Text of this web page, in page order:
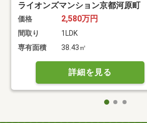
ライオンズマンション京都河原町
価格 2,580万円
間取り
1LDK
専有面積
38.43㎡
詳細を見る